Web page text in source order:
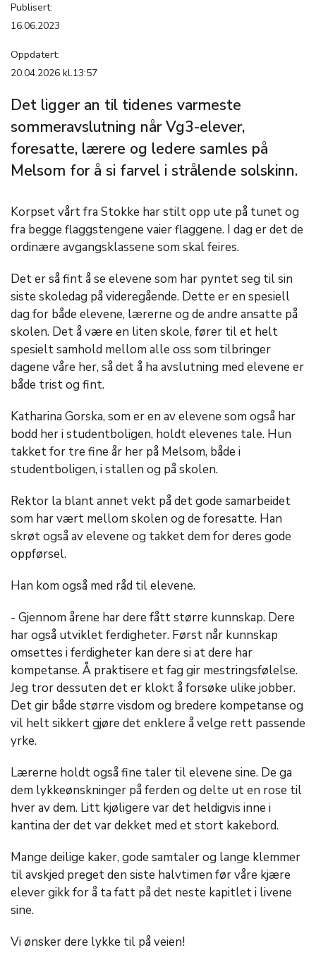
Publisert:
16.06.2023
Oppdatert:
20.04.2026 kl.13:57
Det ligger an til tidenes varmeste
sommeravslutning når Vg3-elever,
foresatte, lærere og ledere samles på
Melsom for å si farvel i strålende solskinn.
Korpset vårt fra Stokke har stilt opp ute på tunet og
fra begge flaggstengene vaier flaggene. I dag er det de
ordinære avgangsklassene som skal feires.
Det er så fint å se elevene som har pyntet seg til sin
siste skoledag på videregående. Dette er en spesiell
dag for både elevene, lærerne og de andre ansatte på
skolen. Det å være en liten skole, fører til et helt
spesielt samhold mellom alle oss som tilbringer
dagene våre her, så det å ha avslutning med elevene er
både trist og fint.
Katharina Gorska, som er en av elevene som også har
bodd her i studentboligen, holdt elevenes tale. Hun
takket for tre fine år her på Melsom, både i
studentboligen, i stallen og på skolen.
Rektor la blant annet vekt på det gode samarbeidet
som har vært mellom skolen og de foresatte. Han
skrøt også av elevene og takket dem for deres gode
oppførsel.
Han kom også med råd til elevene.
- Gjennom årene har dere fått større kunnskap. Dere
har også utviklet ferdigheter. Først når kunnskap
omsettes i ferdigheter kan dere si at dere har
kompetanse. Å praktisere et fag gir mestringsfølelse.
Jeg tror dessuten det er klokt å forsøke ulike jobber.
Det gir både større visdom og bredere kompetanse og
vil helt sikkert gjøre det enklere å velge rett passende
yrke.
Lærerne holdt også fine taler til elevene sine. De ga
dem lykkeønskninger på ferden og delte ut en rose til
hver av dem. Litt kjøligere var det heldigvis inne i
kantina der det var dekket med et stort kakebord.
Mange deilige kaker, gode samtaler og lange klemmer
til avskjed preget den siste halvtimen før våre kjære
elever gikk for å ta fatt på det neste kapitlet i livene
sine.
Vi ønsker dere lykke til på veien!